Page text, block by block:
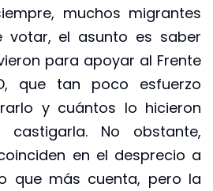
muchos migrantes
votar, el asunto es saber
para apoyar al Frente
que tan poco esfuerzo
y cuántos lo hicieron
castigarla. No obstante,
en el desprecio a
que más cuenta, pero la